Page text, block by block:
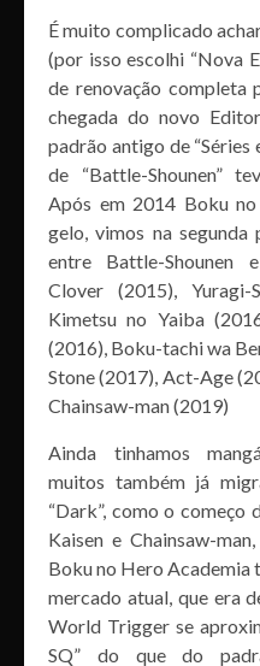
É muito complicado
(por isso escolhi “Nova
de renovação completa
chegada do novo
padrão antigo de “Séries
de “Battle-Shounen”
Após em 2014 Boku
gelo, vimos na segunda
entre Battle-Shounen
Clover (2015), Yuragi-
Kimetsu no Yaiba
(2016), Boku-tachi wa
Stone (2017), Act-Age
Chainsaw-man (2019)
Ainda tinhamos
muitos também já
“Dark”, como o começo
Kaisen e Chainsaw-
Boku no Hero Academia
mercado atual, que era
World Trigger se
SQ” do que do